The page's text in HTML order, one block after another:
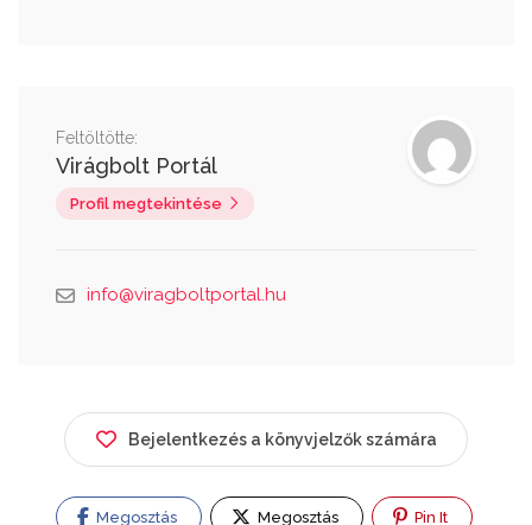
Feltöltötte:
Virágbolt Portál
Profil megtekintése
info@viragboltportal.hu
Bejelentkezés a könyvjelzők számára
Megosztás Megosztás Pin It